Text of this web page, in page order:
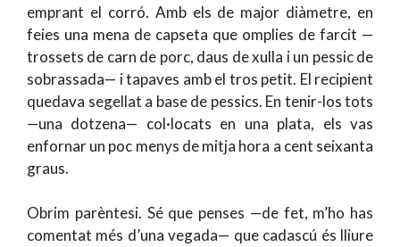
emprant el corró. Amb els de major diàmetre, en
feies una mena de capseta que omplies de farcit —
trossets de carn de porc, daus de xulla i un pessic de
sobrassada— i tapaves amb el tros petit. El recipient
quedava segellat a base de pessics. En tenir-los tots
—una dotzena— col·locats en una plata, els vas
enfornar un poc menys de mitja hora a cent seixanta
graus.
Obrim parèntesi. Sé que penses —de fet, m’ho has
comentat més d’una vegada— que cadascú és lliure